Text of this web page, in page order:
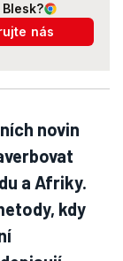
nás
novin
a Afriky.
kdy